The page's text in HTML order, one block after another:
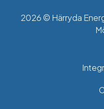
2026 © Härryda